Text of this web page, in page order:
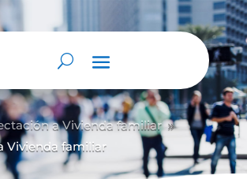
a Vivienda familiar 9
Vivienda familiar